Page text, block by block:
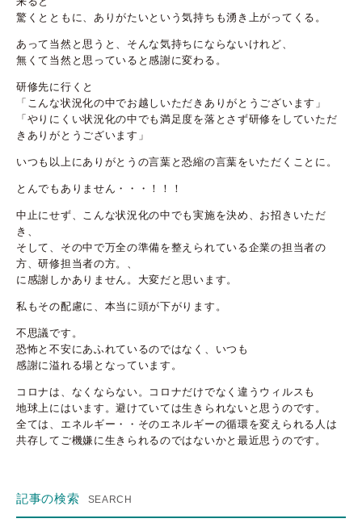
驚くとともに、ありがたいという気持ちも湧き上がってくる。
あって当然と思うと、そんな気持ちにならないけれど、
無くて当然と思っていると感謝に変わる。
研修先に行くと
「こんな状況化の中でお越しいただきありがとうございます」
「やりにくい状況化の中でも満足度を落とさず研修をしていただ
きありがとうございます」
いつも以上にありがとうの言葉と恐縮の言葉をいただくことに。
とんでもありません・・・！！！
中止にせず、こんな状況化の中でも実施を決め、お招きいただ
き、
そして、その中で万全の準備を整えられている企業の担当者の
方、研修担当者の方。、
に感謝しかありません。大変だと思います。
私もその配慮に、本当に頭が下がります。
不思議です。
恐怖と不安にあふれているのではなく、いつも
感謝に溢れる場となっています。
コロナは、なくならない。コロナだけでなく違うウィルスも
地球上にはいます。避けていては生きられないと思うのです。
全ては、エネルギー・・そのエネルギーの循環を変えられる人は
共存してご機嫌に生きられるのではないかと最近思うのです。
記事の検索